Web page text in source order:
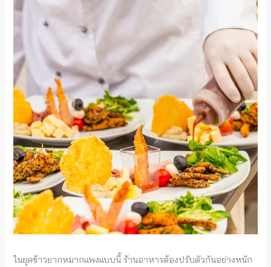
ในยุคข้าวยากหมากแพงแบบนี้ ร้านอาหารต้องปรับตัวกันอย่างหนัก